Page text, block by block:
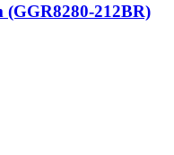
(GGR8280-212BR)